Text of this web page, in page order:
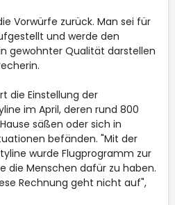
Vorwürfe zurück. Man sei für
und werde den
gewohnter Qualität darstellen
die Einstellung der
im April, deren rund 800
säßen oder sich in
befänden. "Mit der
wurde Flugprogramm zur
die Menschen dafür zu haben.
Rechnung geht nicht auf",